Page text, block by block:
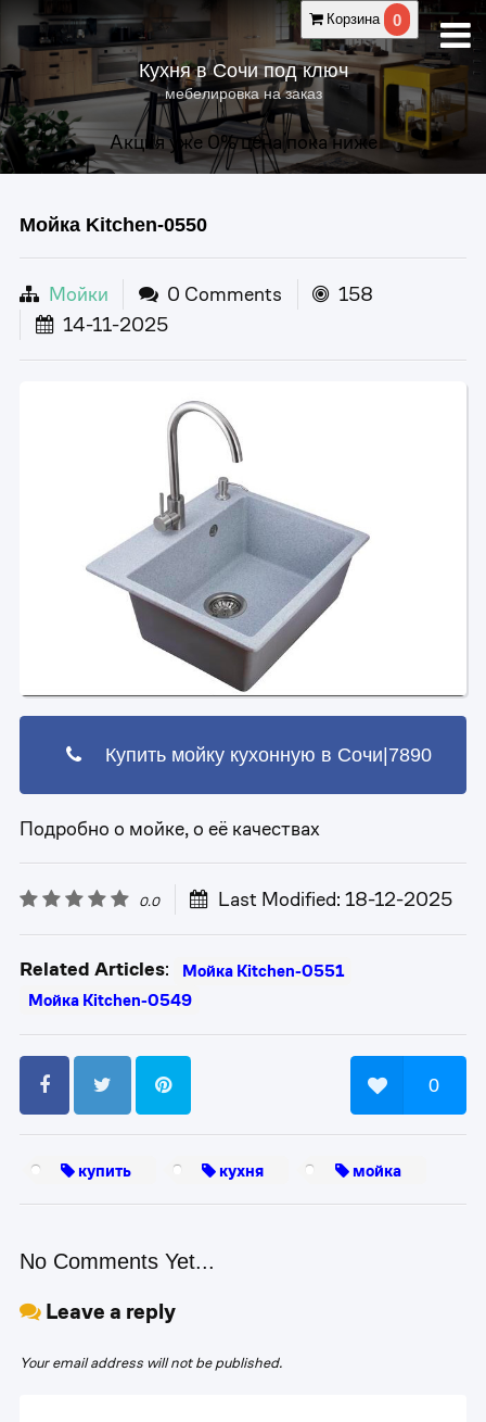
Корзина 0
Кухня в Сочи под ключ
мебелировка на заказ
Акция уже 0% цена пока ниже
Мойка Kitchen-0550
Мойки 0 Comments
158
14-11-2025
Купить мойку кухонную в Сочи|7890
Подробно о мойке, о её качествах
0.0 Last Modified: 18-12-2025
Related Articles:
Мойка Kitchen-0551
Мойка Kitchen-0549
0
купить кухня мойка
No Comments Yet...
Leave a reply
Your email address will not be published.